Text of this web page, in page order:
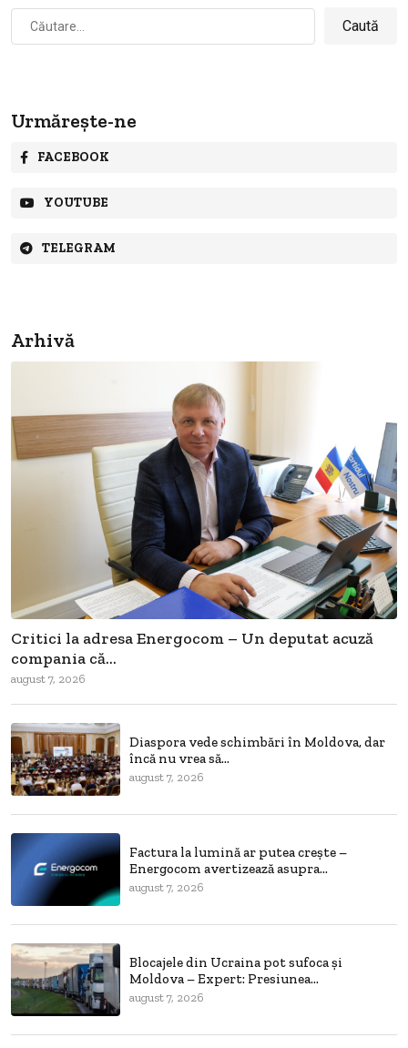
Caută
după:
Urmărește-ne
FACEBOOK
YOUTUBE
TELEGRAM
Arhivă
Critici la adresa Energocom – Un deputat acuză
compania că...
august 7, 2026
Diaspora vede schimbări în Moldova, dar
încă nu vrea să...
august 7, 2026
Factura la lumină ar putea crește –
Energocom avertizează asupra...
august 7, 2026
Blocajele din Ucraina pot sufoca și
Moldova – Expert: Presiunea...
august 7, 2026